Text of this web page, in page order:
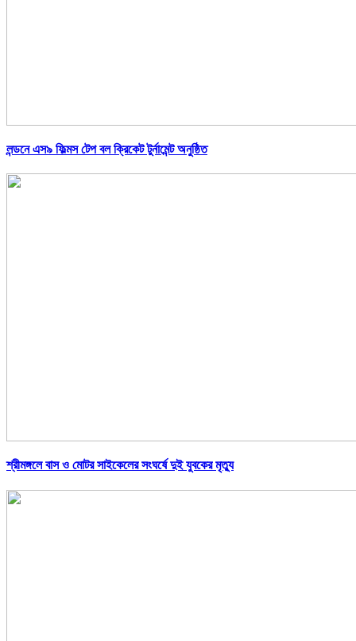
লন্ডনে এস৯ ফিল্মস টেপ বল ক্রিকেট টুর্নামেন্ট অনুষ্ঠিত
শ্রীমঙ্গলে বাস ও মোটর সাইকেলের সংঘর্ষে দুই যুবকের মৃত্যু